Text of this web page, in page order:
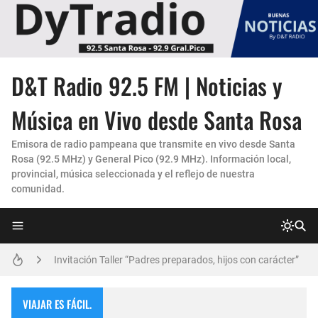
D&T Radio 92.5 FM | Noticias y
Música en Vivo desde Santa Rosa
Emisora de radio pampeana que transmite en vivo desde Santa
Rosa (92.5 MHz) y General Pico (92.9 MHz). Información local,
provincial, música seleccionada y el reflejo de nuestra
comunidad.La Experiencia "Pampa Adentro" en 4x4:
Invitación Taller “Padres preparados, hijos con carácter”
VIAJAR ES FÁCIL.